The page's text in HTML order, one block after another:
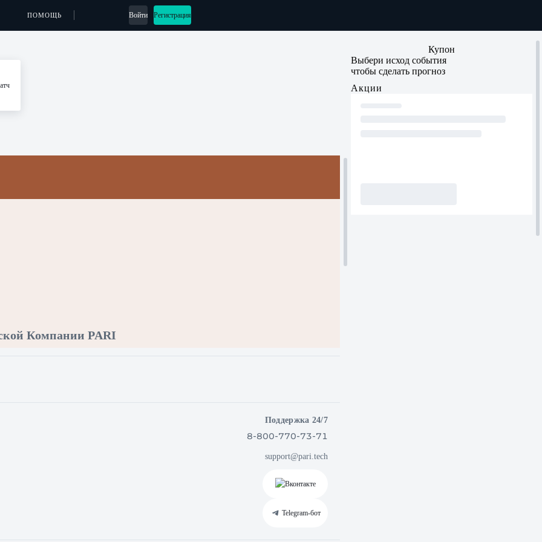
ПОМОЩЬ Войти Регистрация
Компании PARI
Поддержка 24/7
8-800-770-73-71
support@pari.tech
Вконтакте
Telegram‑бот
Купон
Выбери исход события
чтобы сделать прогноз
Акции